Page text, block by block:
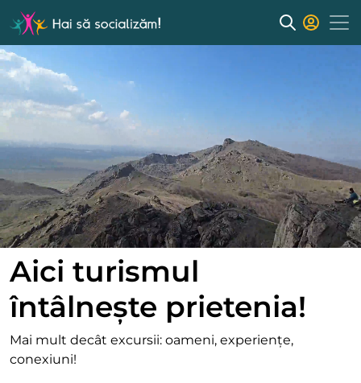
Aici turismul
întâlnește prietenia!
Mai mult decât excursii: oameni, experiențe,
conexiuni!